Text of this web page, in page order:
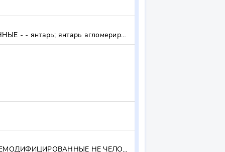
ПРОЧИЕ ВЕЩЕСТВА МИНЕРАЛЬНЫЕ, В ДРУГОМ МЕСТЕ НЕ ПОИМЕНОВАННЫЕ ИЛИ НЕ ВКЛЮЧЕННЫЕ - - янтарь; янтарь агломерированный; гагат (черный янтарь) - - янтарь; янтарь агломерированный; гагат (черный янтарь) - - прочие - - прочие
ПРОЧИЕ ФРАКЦИИ КРОВИ И ИММУНОЛОГИЧЕСКИЕ ПРОДУКТЫ, МОДИФИЦИРОВАННЫЕ ИЛИ НЕМОДИФИЦИРОВАННЫЕ НЕ ЧЕЛОВЕЧЕСКОГО ПРОИСХОЖДЕНИЯ - - наборы для диагностики малярии - - - - против яда змей - - - - прочие